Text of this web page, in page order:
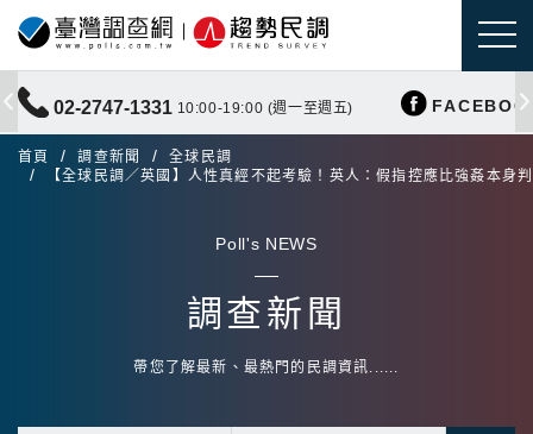
02-2747-1331 10:00-19:00 (週一至週五)
首頁 調查新聞
全球民調
【全球民調／英國】人性真經不起考驗！英人：假指控應比強姦本身
Poll's NEWS
調查新聞
帶您了解最新、最熱門的民調資訊......